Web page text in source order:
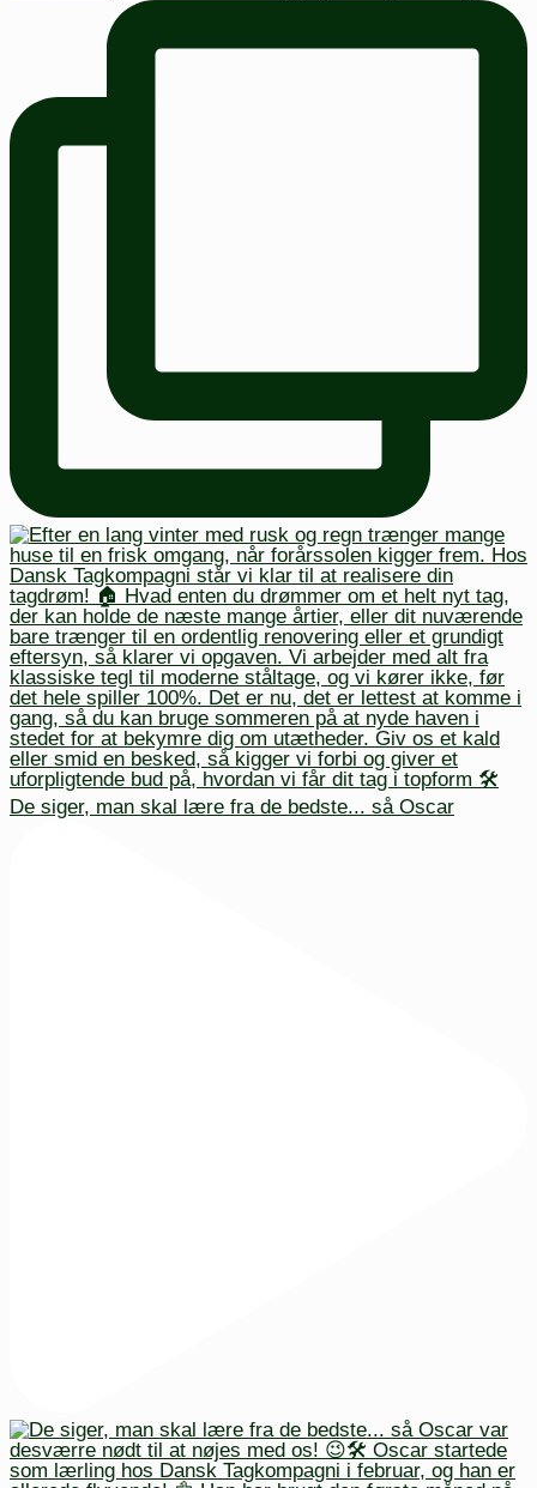
De siger, man skal lære fra de bedste... så Oscar